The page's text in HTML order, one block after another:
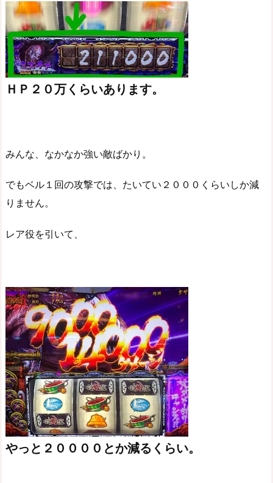
ＨＰ２０万くらいあります。
みんな、なかなか強い敵ばかり。
でもベル１回の攻撃では、たいてい２０００くらいしか減
りません。
レア役を引いて、
やっと２００００とか減るくらい。